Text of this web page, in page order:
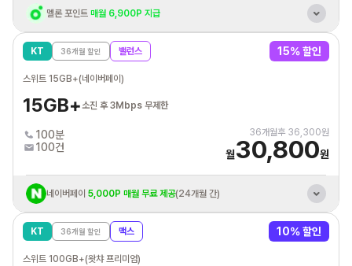
멜론 포인트 매월 6,900P 지급
혼자 결합 해도추가데이터 평생 10GB 제공
KT 36개월 할인 밸런스 15% 할인
스위트 15GB+(네이버페이)
15GB+소진 후 3Mbps 무제한
100분
100건
36개월후 36,300원
월30,800원
네이버페이 5,000P 매월 무료 제공(24개월 간)
혼자 결합 해도추가데이터 평생 10GB 제공
KT 36개월 할인 맥스 10% 할인
스위트 100GB+(왓챠 프리미엄)